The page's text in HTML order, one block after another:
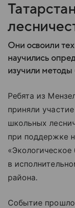
Они освоили
научились
изучили
Ребята из
приняли
школьных
при поддержке
в
района.
Событие